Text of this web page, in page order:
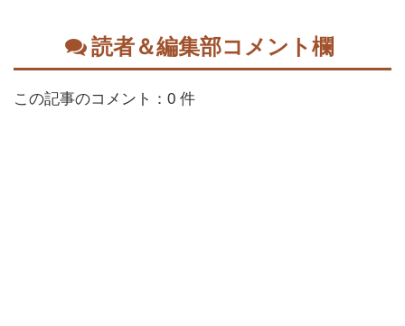
読者＆編集部コメント欄
この記事のコメント：0 件